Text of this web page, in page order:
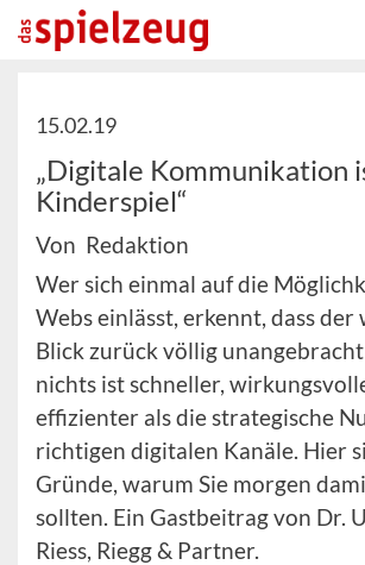
15.02.19
„Digitale Kommunikation
Kinderspiel“
Von Redaktion
Wer sich einmal auf die
Webs einlässt, erkennt, dass
Blick zurück völlig
nichts ist schneller,
effizienter als die strategische
richtigen digitalen Kanäle. Hier
Gründe, warum Sie morgen
sollten. Ein Gastbeitrag von Dr.
Riess, Riegg & Partner.